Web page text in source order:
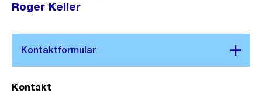
Roger Keller
Kontakt